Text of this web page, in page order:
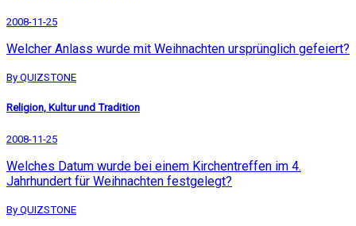
2008-11-25
Welcher Anlass wurde mit Weihnachten ursprünglich gefeiert?
By QUIZSTONE
Religion, Kultur und Tradition
2008-11-25
Welches Datum wurde bei einem Kirchentreffen im 4.
Jahrhundert für Weihnachten festgelegt?
By QUIZSTONE